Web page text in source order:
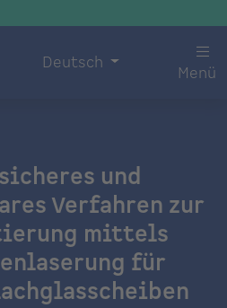
Deutsch
Menü
und
Verfahren zur
mittels
für